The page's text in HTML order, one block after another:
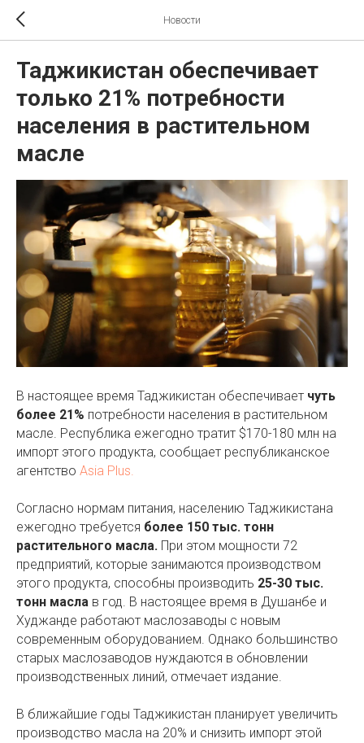
Новости
Таджикистан обеспечивает
только 21% потребности
населения в растительном
масле
В настоящее время Таджикистан обеспечивает чуть
более 21% потребности населения в растительном
масле. Республика ежегодно тратит $170-180 млн на
импорт этого продукта, сообщает республиканское
агентство Asia Plus.
Согласно нормам питания, населению Таджикистана
ежегодно требуется более 150 тыс. тонн
растительного масла. При этом мощности 72
предприятий, которые занимаются производством
этого продукта, способны производить 25-30 тыс.
тонн масла в год. В настоящее время в Душанбе и
Худжанде работают маслозаводы с новым
современным оборудованием. Однако большинство
старых маслозаводов нуждаются в обновлении
производственных линий, отмечает издание.
В ближайшие годы Таджикистан планирует увеличить
производство масла на 20% и снизить импорт этой